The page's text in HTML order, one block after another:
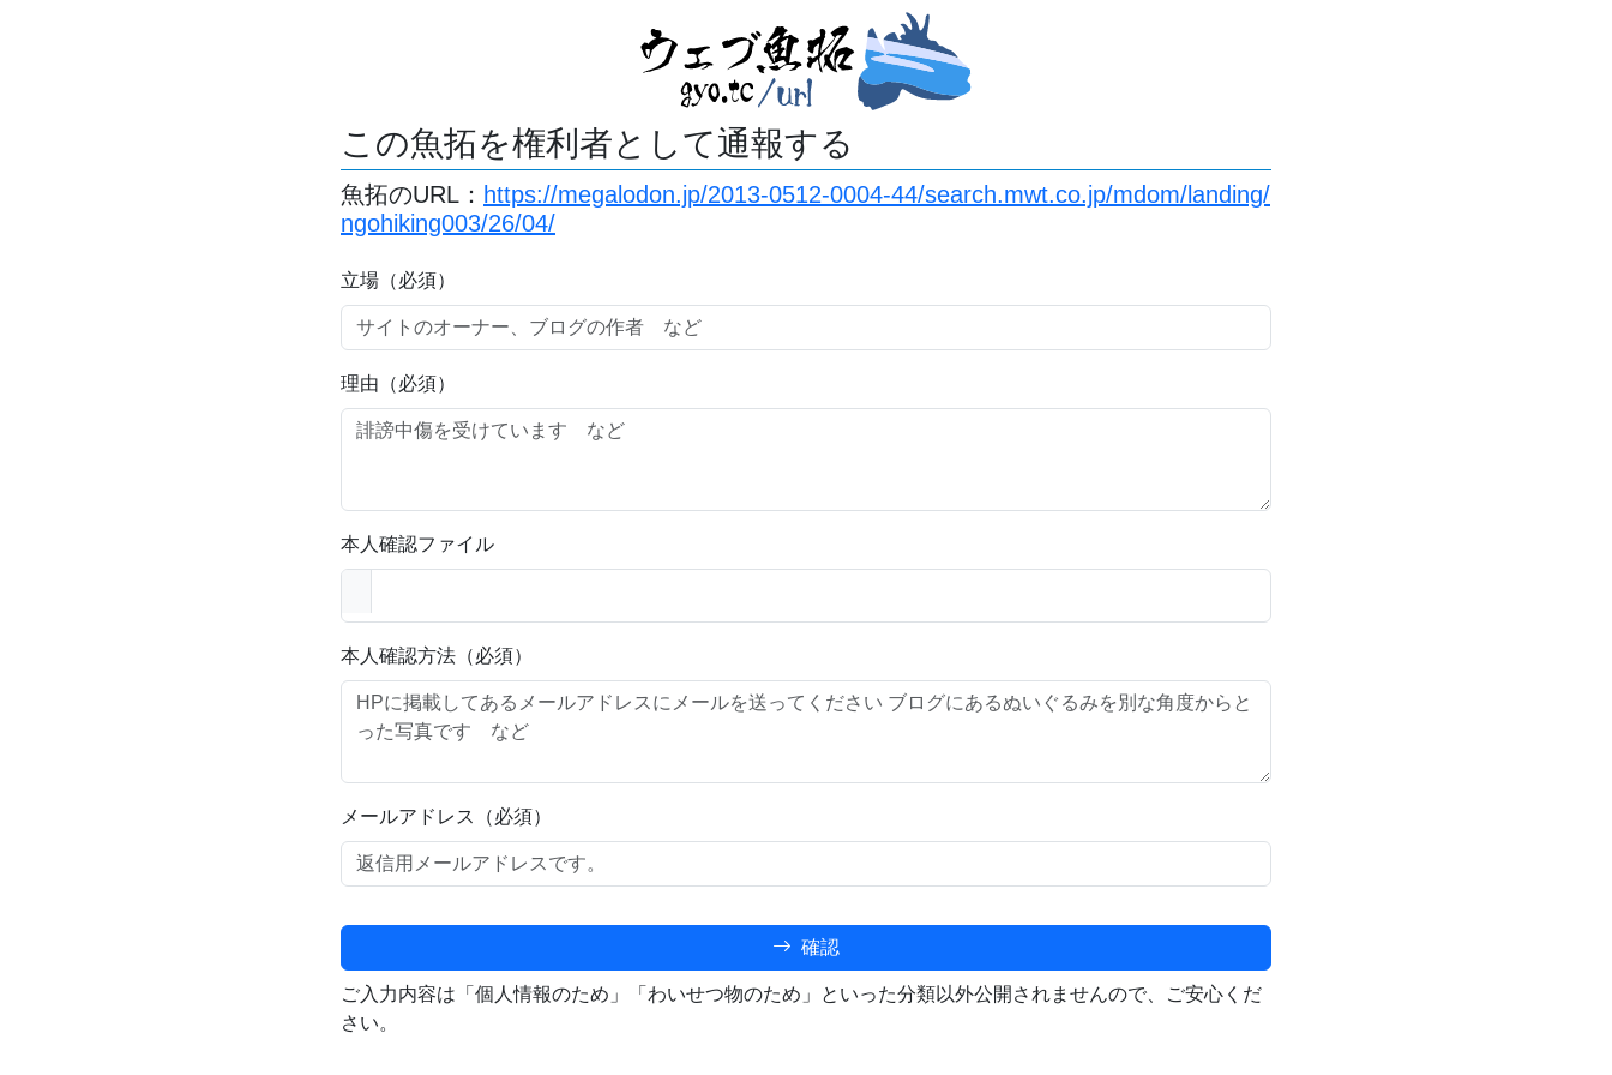
この魚拓を権利者として通報する
魚拓のURL： https://megalodon.jp/2013-0512-0004-44/search.mwt.co.jp/mdom/landing/
ngohiking003/26/04/
立場（必須）
理由（必須）
本人確認ファイル
本人確認方法（必須）
メールアドレス（必須）
確認
ご入力内容は「個人情報のため」「わいせつ物のため」といった分類以外公開されませんので、ご安心くだ
さい。